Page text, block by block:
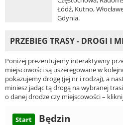
Łódź, Kutno,
Gdynia.
PRZEBIEG TRASY - DROGI I
Poniżej prezentujemy interaktywny
miejscowości są uszeregowane w
pokazujemy drogę (jej nr i rodzaj), a
miniesz jadąc tą drogą na wybranej
o danej drodze czy miejscowości –
Start Będzin